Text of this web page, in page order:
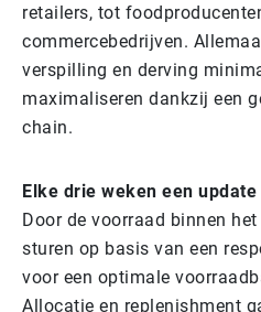
retailers, tot
commercebedrijven.
verspilling en derving
maximaliseren dankzij een
chain.
Elke drie weken een update
Door de voorraad binnen
sturen op basis van een
voor een optimale
Allocatie en replenishment